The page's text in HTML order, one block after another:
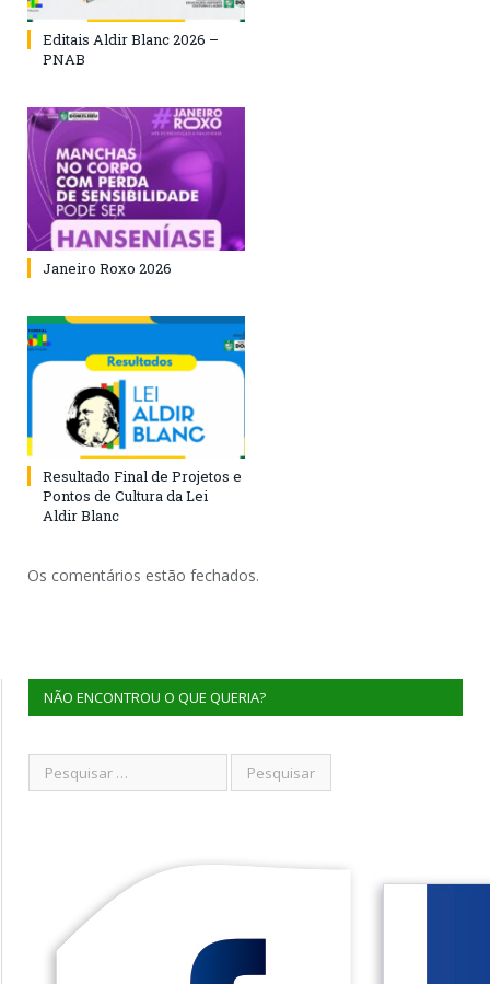
Editais Aldir Blanc 2026 –
PNAB
Janeiro Roxo 2026
Resultado Final de Projetos e
Pontos de Cultura da Lei
Aldir Blanc
Os comentários estão fechados.
NÃO ENCONTROU O QUE QUERIA?